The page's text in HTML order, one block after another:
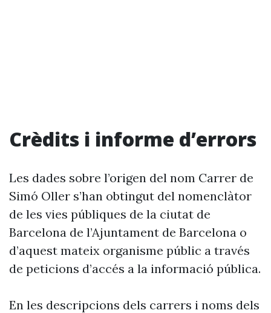
Crèdits i informe d’errors
Les dades sobre l’origen del nom Carrer de
Simó Oller s’han obtingut del nomenclàtor
de les vies públiques de la ciutat de
Barcelona de l’Ajuntament de Barcelona o
d’aquest mateix organisme públic a través
de peticions d’accés a la informació pública.
En les descripcions dels carrers i noms dels